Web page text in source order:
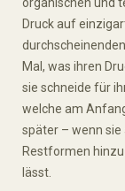
Druck auf
Mal, was ihren
sie schneide für
welche am
später – wenn sie
Restformen
lässt.